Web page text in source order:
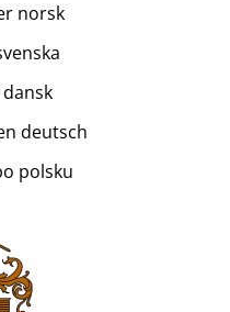
norsk
deutsch
polsku